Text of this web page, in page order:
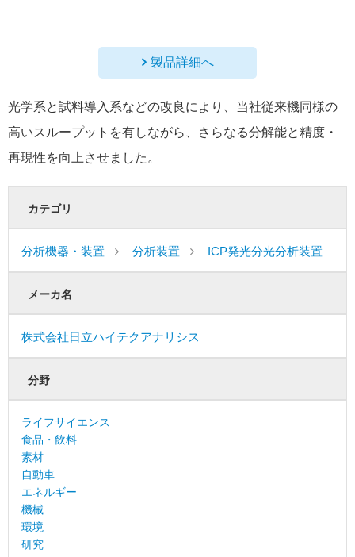
製品詳細へ
光学系と試料導入系などの改良により、当社従来機同様の
高いスループットを有しながら、さらなる分解能と精度・
再現性を向上させました。
カテゴリ
分析機器・装置 分析装置 ICP発光分光分析装置
メーカ名
株式会社日立ハイテクアナリシス
分野
ライフサイエンス
食品・飲料
素材
自動車
エネルギー
機械
環境
研究